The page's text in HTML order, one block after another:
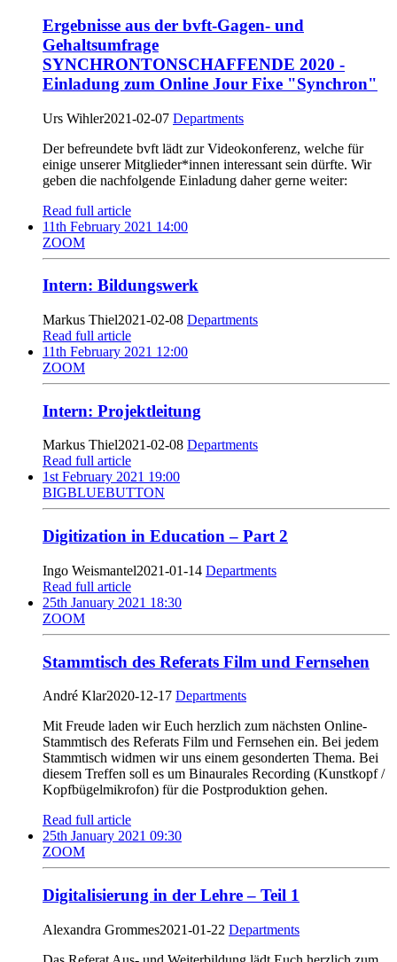
Ergebnisse aus der bvft-Gagen- und
Gehaltsumfrage
SYNCHRONTONSCHAFFENDE 2020 -
Einladung zum Online Jour Fixe "Synchron"
Urs Wihler2021-02-07 Departments
Der befreundete bvft lädt zur Videokonferenz, welche für
einige unserer Mitglieder*innen interessant sein dürfte. Wir
geben die nachfolgende Einladung daher gerne weiter:
Read full article
11th February 2021 14:00
ZOOM
Intern: Bildungswerk
Markus Thiel2021-02-08 Departments
Read full article
11th February 2021 12:00
ZOOM
Intern: Projektleitung
Markus Thiel2021-02-08 Departments
Read full article
1st February 2021 19:00
BIGBLUEBUTTON
Digitization in Education – Part 2
Ingo Weismantel2021-01-14 Departments
Read full article
25th January 2021 18:30
ZOOM
Stammtisch des Referats Film und Fernsehen
André Klar2020-12-17 Departments
Mit Freude laden wir Euch herzlich zum nächsten Online-
Stammtisch des Referats Film und Fernsehen ein. Bei jedem
Stammtisch widmen wir uns einem gesonderten Thema. Bei
diesem Treffen soll es um Binaurales Recording (Kunstkopf /
Kopfbügelmikrofon) für die Postproduktion gehen.
Read full article
25th January 2021 09:30
ZOOM
Digitalisierung in der Lehre – Teil 1
Alexandra Grommes2021-01-22 Departments